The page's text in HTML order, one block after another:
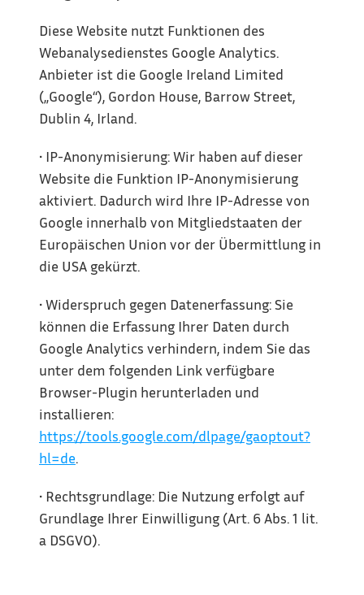
Diese Website nutzt Funktionen des
Webanalysedienstes Google Analytics.
Anbieter ist die Google Ireland Limited
(„Google“), Gordon House, Barrow Street,
Dublin 4, Irland.
• IP-Anonymisierung: Wir haben auf dieser
Website die Funktion IP-Anonymisierung
aktiviert. Dadurch wird Ihre IP-Adresse von
Google innerhalb von Mitgliedstaaten der
Europäischen Union vor der Übermittlung in
die USA gekürzt.
• Widerspruch gegen Datenerfassung: Sie
können die Erfassung Ihrer Daten durch
Google Analytics verhindern, indem Sie das
unter dem folgenden Link verfügbare
Browser-Plugin herunterladen und
https://tools.google.com/dlpage/gaoptout?
hl=de.
• Rechtsgrundlage: Die Nutzung erfolgt auf
Grundlage Ihrer Einwilligung (Art. 6 Abs. 1 lit.
a DSGVO).